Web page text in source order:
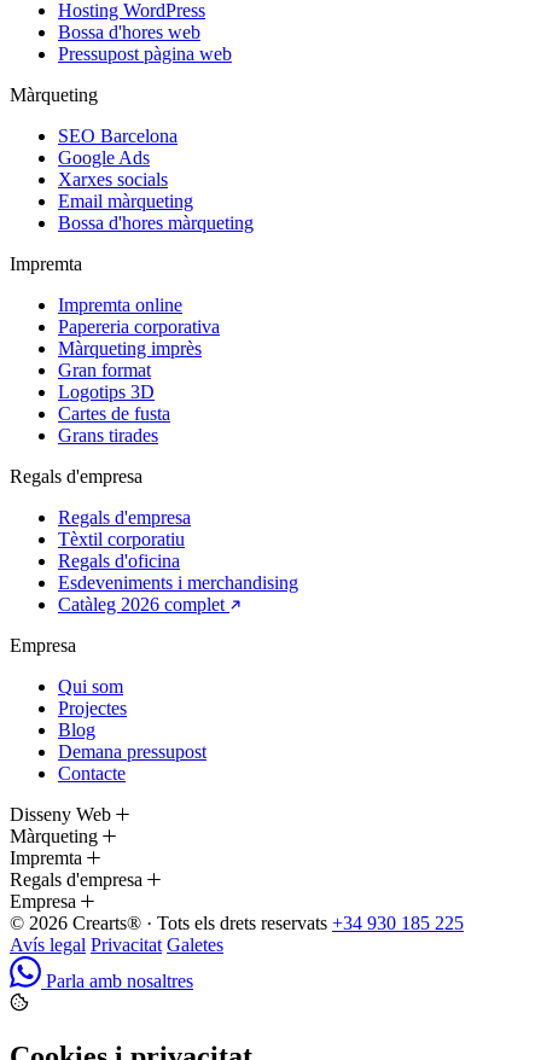
Hosting WordPress
Bossa d'hores web
Pressupost pàgina web
Màrqueting
SEO Barcelona
Google Ads
Xarxes socials
Email màrqueting
Bossa d'hores màrqueting
Impremta
Impremta online
Papereria corporativa
Màrqueting imprès
Gran format
Logotips 3D
Cartes de fusta
Grans tirades
Regals d'empresa
Regals d'empresa
Tèxtil corporatiu
Regals d'oficina
Esdeveniments i merchandising
Catàleg 2026 complet
Empresa
Qui som
Projectes
Blog
Demana pressupost
Contacte
Disseny Web
Màrqueting
Impremta
Regals d'empresa
Empresa
© 2026 Crearts® · Tots els drets reservats +34 930 185 225
Avís legal Privacitat Galetes
Parla amb nosaltres